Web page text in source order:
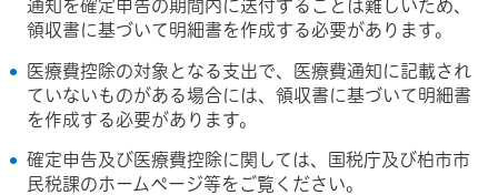
通知を確定申告の期間内に送付することは難しいため、
領収書に基づいて明細書を作成する必要があります。
医療費控除の対象となる支出で、医療費通知に記載され
ていないものがある場合には、領収書に基づいて明細書
を作成する必要があります。
確定申告及び医療費控除に関しては、国税庁及び柏市市
民税課のホームページ等をご覧ください。